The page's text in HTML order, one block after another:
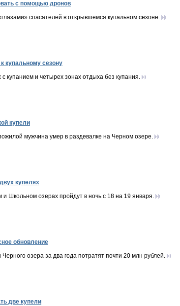
с помощью дронов
спасателей в открывшемся купальном сезоне.
купальному сезону
купанием и четырех зонах отдыха без купания.
купели
мужчина умер в раздевалке на Черном озере.
купелях
Школьном озерах пройдут в ночь с 18 на 19 января.
обновление
озера за два года потратят почти 20 млн рублей.
две купели